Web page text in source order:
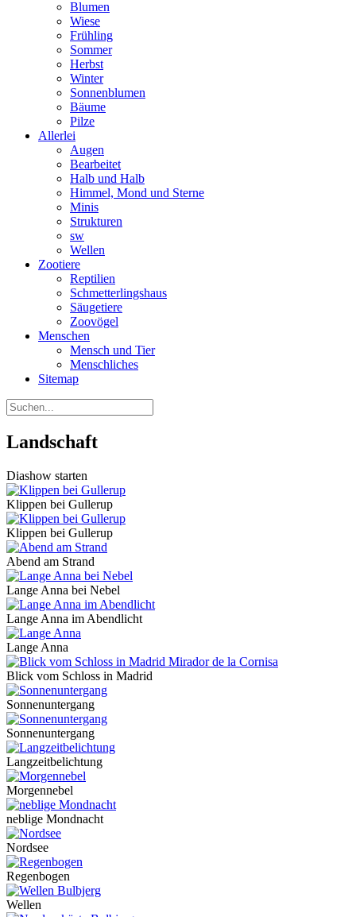
Blumen
Wiese
Frühling
Sommer
Herbst
Winter
Sonnenblumen
Bäume
Pilze
Allerlei
Augen
Bearbeitet
Halb und Halb
Himmel, Mond und Sterne
Minis
Strukturen
sw
Wellen
Zootiere
Reptilien
Schmetterlingshaus
Säugetiere
Zoovögel
Menschen
Mensch und Tier
Menschliches
Sitemap
Landschaft
Diashow starten
Klippen bei Gullerup
Klippen bei Gullerup
Abend am Strand
Lange Anna bei Nebel
Lange Anna im Abendlicht
Lange Anna
Blick vom Schloss in Madrid
Sonnenuntergang
Sonnenuntergang
Langzeitbelichtung
Morgennebel
neblige Mondnacht
Nordsee
Regenbogen
Wellen